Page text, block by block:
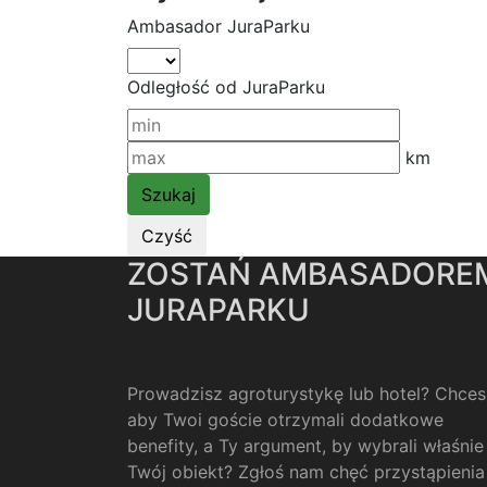
Ambasador JuraParku
Odległość od JuraParku
km
ZOSTAŃ
JURAPARKU
Prowadzisz agroturystykę lub hotel?
aby Twoi goście otrzymali dodatkowe
benefity, a Ty argument, by wybrali właśnie
Twój obiekt? Zgłoś nam chęć przystąpienia